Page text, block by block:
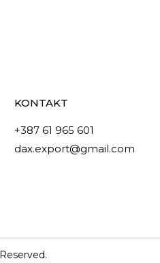
KONTAKT
+387 61 965 601
dax.export@gmail.com